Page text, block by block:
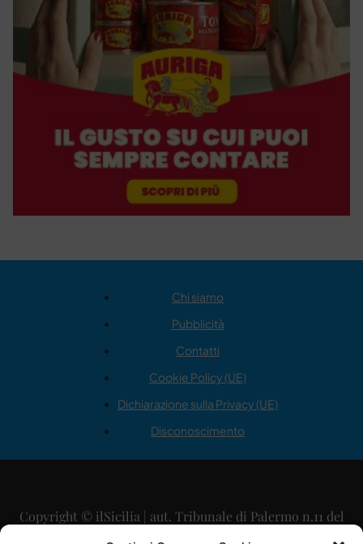
Chi siamo
Pubblicità
Contatti
Cookie Policy (UE)
Dichiarazione sulla Privacy (UE)
Disconoscimento
Copyright © ilSicilia | aut. Tribunale di Palermo n.11 del
29/09/2015